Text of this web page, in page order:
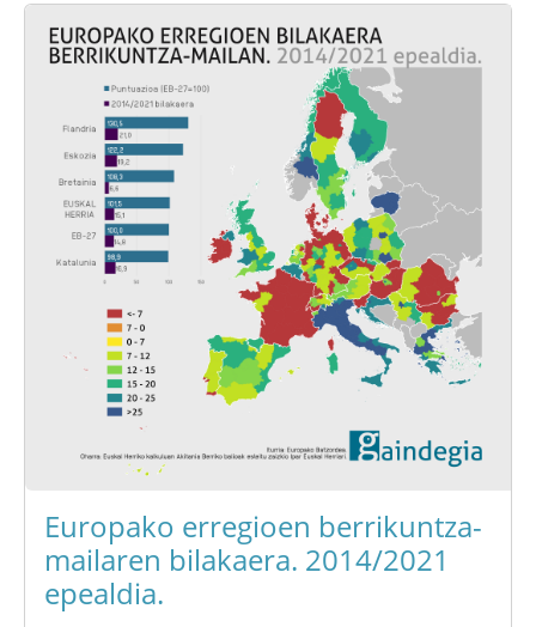
Europako erregioen berrikuntza-
mailaren bilakaera. 2014/2021
epealdia.